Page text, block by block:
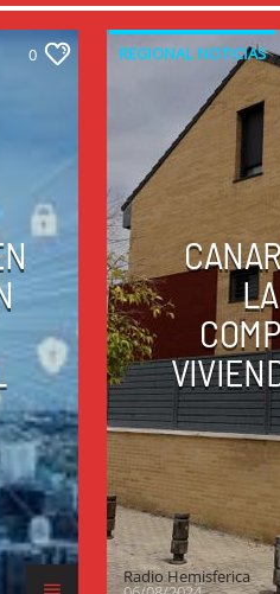
0 REGIONAL NOTICIAS
Radio Hemisferica